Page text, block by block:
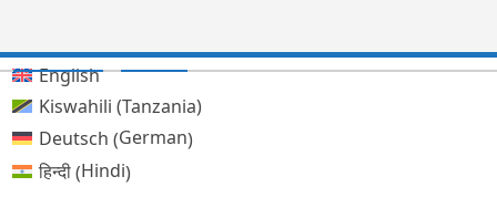
English
Kiswahili (Tanzania)
Deutsch (German)
हिन्दी(Hindi)